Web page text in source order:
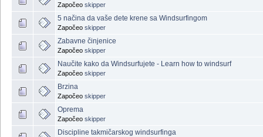
Započeo skipper
5 načina da vaše dete krene sa Windsurfingom
Započeo skipper
Zabavne činjenice
Započeo skipper
Naučite kako da Windsurfujete - Learn how to windsurf
Započeo skipper
Brzina
Započeo skipper
Oprema
Započeo skipper
Discipline takmičarskog windsurfinga